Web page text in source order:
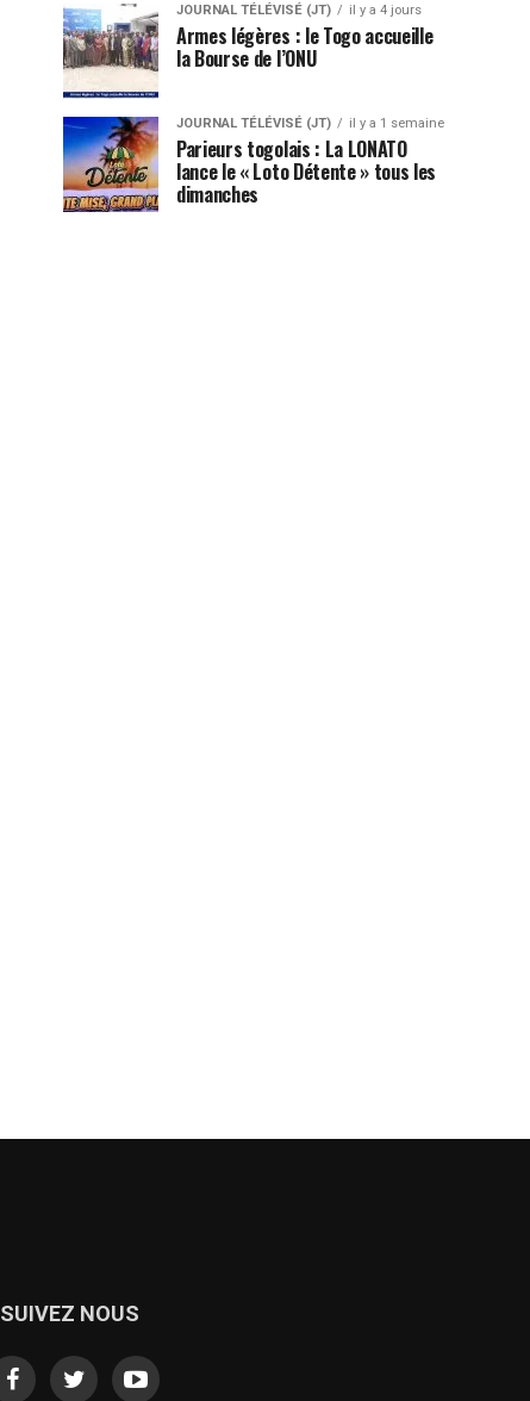
JOURNAL TÉLÉVISÉ (JT) il y a 4 jours
Armes légères : le Togo accueille
la Bourse de l’ONU
JOURNAL TÉLÉVISÉ (JT) il y a 1 semaine
Parieurs togolais : La LONATO
lance le « Loto Détente » tous les
dimanches
SUIVEZ NOUS